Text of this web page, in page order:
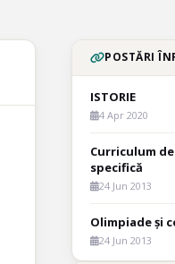
POSTĂRI
ISTORIE
4 Apr 2020
Curriculum
specifică
24 Jun 2013
Olimpiade și
24 Jun 2013